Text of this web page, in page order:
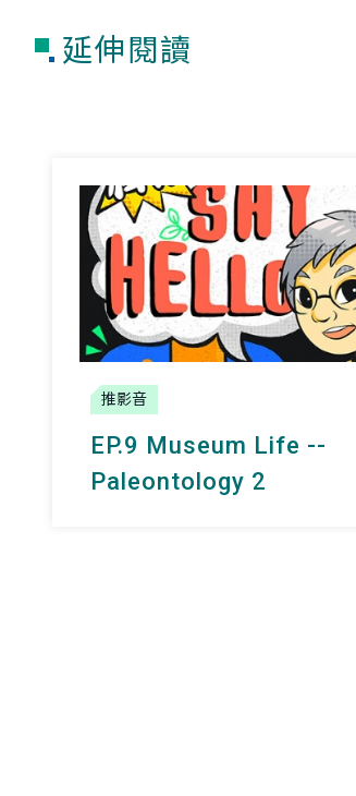
延伸閱讀
推影音
EP.9 Museum Life --
Paleontology 2